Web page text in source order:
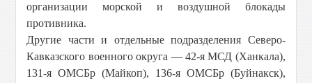
организации морской и воздушной блокады
противника.
Другие части и отдельные подразделения Северо-
Кавказского военного округа — 42-я МСД (Ханкала),
131-я ОМСБр (Майкоп), 136-я ОМСБр (Буйнакск),